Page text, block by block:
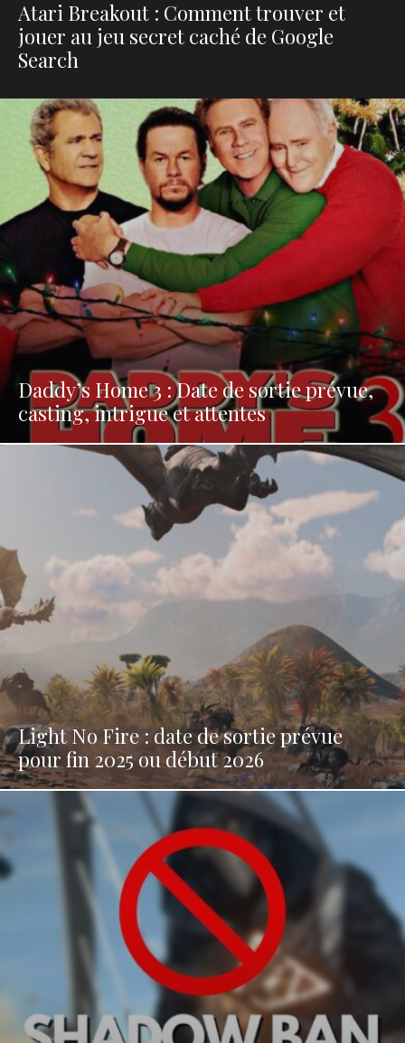
Atari Breakout : Comment trouver et
jouer au jeu secret caché de Google
Search
Daddy’s Home 3 : Date de sortie prévue,
casting, intrigue et attentes
Light No Fire : date de sortie prévue
pour fin 2025 ou début 2026